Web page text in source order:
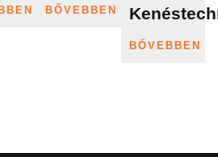
BŐVEBBEN
BŐVEBBEN